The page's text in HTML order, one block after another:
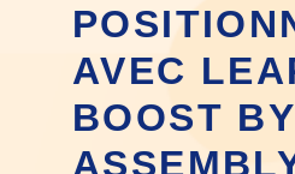
AVEC
BOOST